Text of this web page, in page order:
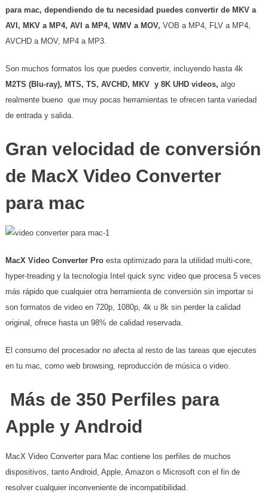
para mac, dependiendo de tu necesidad puedes convertir de MKV a
AVI, MKV a MP4, AVI a MP4, WMV a MOV, VOB a MP4, FLV a MP4,
AVCHD a MOV, MP4 a MP3.
Son muchos formatos los que puedes convertir, incluyendo hasta 4k
M2TS (Blu-ray), MTS, TS, AVCHD, MKV y 8K UHD videos, algo
realmente bueno que muy pocas herramientas te ofrecen tanta variedad
de entrada y salida.
Gran velocidad de conversión
de MacX Video Converter
para mac
MacX Video Converter Pro esta optimizado para la utilidad multi-core,
hyper-treading y la tecnología Intel quick sync video que procesa 5 veces
más rápido que cualquier otra herramienta de conversión sin importar si
son formatos de video en 720p, 1080p, 4k u 8k sin perder la calidad
original, ofrece hasta un 98% de calidad reservada.
El consumo del procesador no afecta al resto de las tareas que ejecutes
en tu mac, como web browsing, reproducción de música o video.
Más de 350 Perfiles para
Apple y Android
MacX Video Converter para Mac contiene los perfiles de muchos
dispositivos, tanto Android, Apple, Amazon o Microsoft con el fin de
resolver cualquier inconveniente de incompatibilidad.